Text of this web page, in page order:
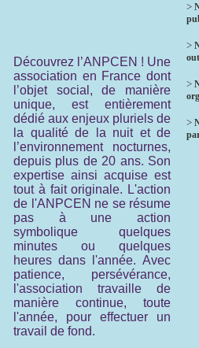
Découvrez l’ANPCEN ! Une
association en France dont
l’objet social, de manière
unique, est entièrement
dédié aux enjeux pluriels de
la qualité de la nuit et de
l’environnement nocturnes,
depuis plus de 20 ans. Son
expertise ainsi acquise est
tout à fait originale. L'action
de l'ANPCEN ne se résume
pas à une action
symbolique quelques
minutes ou quelques
heures dans l'année. Avec
patience, persévérance,
l'association travaille de
manière continue, toute
l'année, pour effectuer un
travail de fond.
>
>
>
>